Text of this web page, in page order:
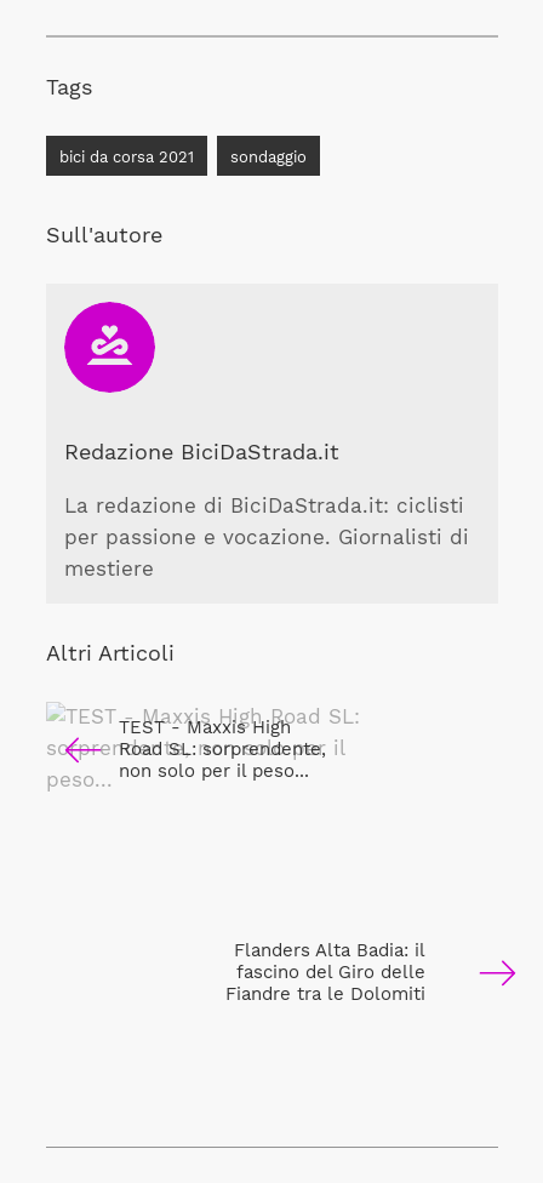
Tags
bici da corsa 2021 sondaggio
Sull'autore
Redazione BiciDaStrada.it
La redazione di BiciDaStrada.it: ciclisti
per passione e vocazione. Giornalisti di
mestiere
Altri Articoli
TEST - Maxxis High
Road SL: sorprendente,
non solo per il peso...
Flanders Alta Badia: il
fascino del Giro delle
Fiandre tra le Dolomiti